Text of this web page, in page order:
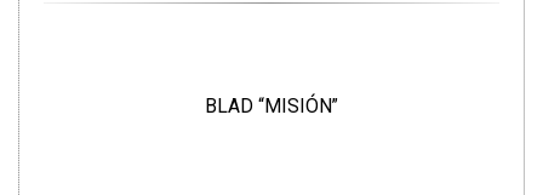
BLAD “MISIÓN”